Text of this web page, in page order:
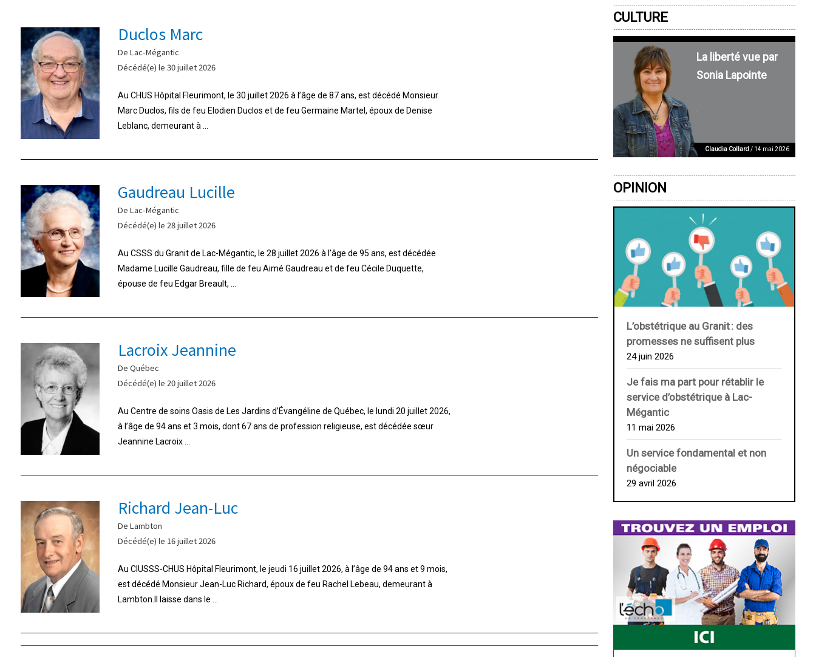
Duclos Marc
De Lac-Mégantic
Décédé(e) le 30 juillet 2026
Au CHUS Hôpital Fleurimont, le 30 juillet 2026 à l’âge de 87 ans, est décédé Monsieur
Marc Duclos, fils de feu Elodien Duclos et de feu Germaine Martel, époux de Denise
Leblanc, demeurant à ...
Gaudreau Lucille
De Lac-Mégantic
Décédé(e) le 28 juillet 2026
Au CSSS du Granit de Lac-Mégantic, le 28 juillet 2026 à l’âge de 95 ans, est décédée
Madame Lucille Gaudreau, fille de feu Aimé Gaudreau et de feu Cécile Duquette,
épouse de feu Edgar Breault, ...
Lacroix Jeannine
De Québec
Décédé(e) le 20 juillet 2026
Au Centre de soins Oasis de Les Jardins d’Évangéline de Québec, le lundi 20 juillet 2026,
à l’âge de 94 ans et 3 mois, dont 67 ans de profession religieuse, est décédée sœur
Jeannine Lacroix ...
Richard Jean-Luc
De Lambton
Décédé(e) le 16 juillet 2026
Au CIUSSS-CHUS Hôpital Fleurimont, le jeudi 16 juillet 2026, à l’âge de 94 ans et 9 mois,
est décédé Monsieur Jean-Luc Richard, époux de feu Rachel Lebeau, demeurant à
Lambton.Il laisse dans le ...
CULTURE
La liberté vue par
Sonia Lapointe
Claudia Collard/ 14 mai 2026
OPINION
L’obstétrique au ­Granit : des
promesses ne suffisent plus
24 juin 2026
Je fais ma part pour rétablir le
service d’obstétrique à Lac-
Mégantic
11 mai 2026
Un service fondamental et non
négociable
29 avril 2026